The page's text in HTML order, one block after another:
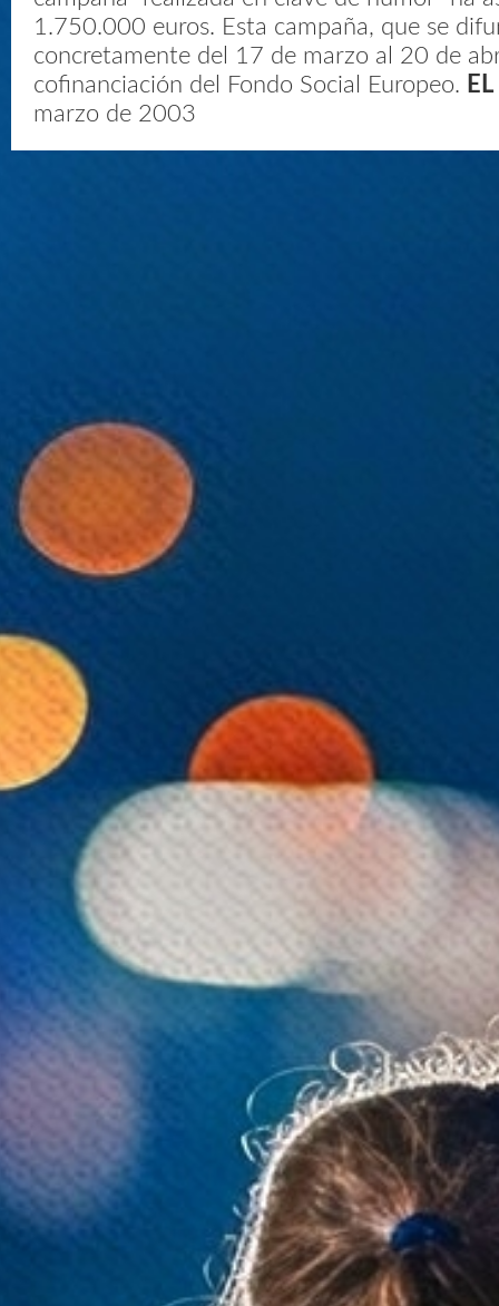
1.750.000 euros. Esta campaña, que se
concretamente del 17 de marzo al 20 de
cofinanciación del Fondo Social Europeo.
marzo de 2003